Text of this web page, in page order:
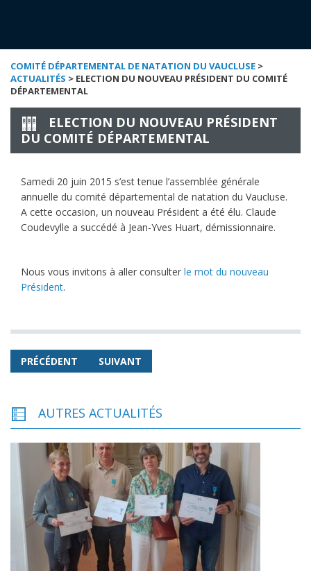
COMITÉ DÉPARTEMENTAL DE NATATION DU VAUCLUSE >
ACTUALITÉS > ELECTION DU NOUVEAU PRÉSIDENT DU COMITÉ
DÉPARTEMENTAL
ELECTION DU NOUVEAU PRÉSIDENT
DU COMITÉ DÉPARTEMENTAL
Samedi 20 juin 2015 s’est tenue l’assemblée générale
annuelle du comité départemental de natation du Vaucluse.
A cette occasion, un nouveau Président a été élu. Claude
Coudevylle a succédé à Jean-Yves Huart, démissionnaire.
Nous vous invitons à aller consulter le mot du nouveau
Président.
PRÉCÉDENT SUIVANT
AUTRES ACTUALITÉS